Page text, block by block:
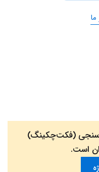
(فکت‌چکینگ)
است.